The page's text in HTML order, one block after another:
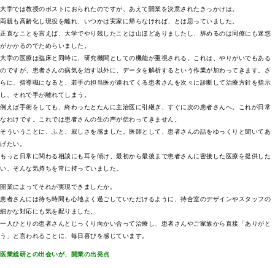
大学では教授のポストにおられたのですが、あえて開業を決意されたきっかけは。
両親も高齢化し現役を離れ、いつかは実家に帰らなければ、とは思っていました。
正直なことを言えば、大学でやり残したことは山ほどありましたし、辞めるのは同僚にも迷惑
がかかるのでためらいました。
大学の医療は臨床と同時に、研究機関としての機能が重視される。これは、やりがいでもある
のですが、患者さんの病気を治す以外に、データを解析するという作業が加わってきます。さ
らに、指導職になると、若手の担当医が連れてくる患者さんを次々に診断して治療方針を指示
し、それで手が離れてしまう。
例えば手術をしても、終わったとたんに主治医に引継ぎ、すぐに次の患者さんへ。これが日常
なわけです。これでは患者さんの生の声が伝わってきません。
そういうことに、ふと、寂しさを感ました。医師として、患者さんの話をゆっくりと聞いてあ
げたい。
もっと日常に関わる相談にも耳を傾け、最初から最後まで患者さんに密接した医療を提供した
い、そんな気持ちを常に持っていました。
開業によってそれが実現できましたか。
患者さんには待ち時間も心地よく過ごしていただけるように、待合室のデザインやスタッフの
細かな対応にも気を配りました。
一人ひとりの患者さんとじっくり向かい合って治療し、患者さんやご家族から直接「ありがと
う」と言われることに、毎日喜びを感じています。
医業総研との出会いが、開業の出発点